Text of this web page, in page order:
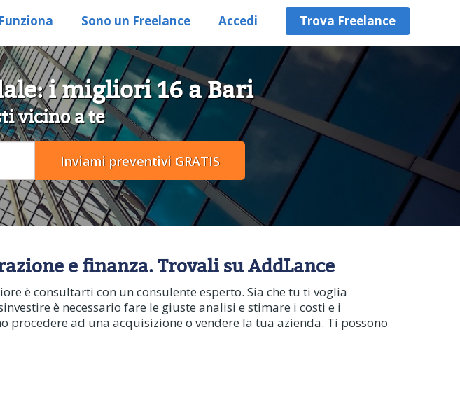
Sono un Freelance Accedi Trova Freelance
i migliori 16 a Bari
vicino a te
e finanza. Trovali su AddLance
è consultarti con un consulente esperto. Sia che tu ti voglia
è necessario fare le giuste analisi e stimare i costi e i
ad una acquisizione o vendere la tua azienda. Ti possono